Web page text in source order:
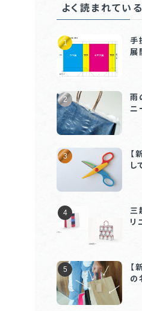
よく読まれてい
手
展
雨
ニ
【
し
三
リ
【
の